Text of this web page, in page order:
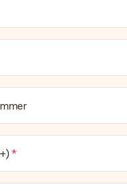
leveringsmuligheder
leveringsdato?
at vælge en bestemt
og hvornår
på gavens
leverer din gave på
kan jeg vælge?
ikke (endnu) muligt at
Den gave, du vil bestille,